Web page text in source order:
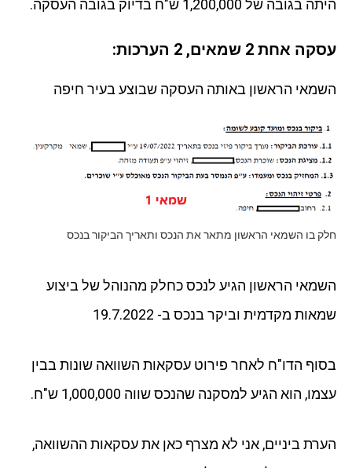
היתה בגובה של 1,200,000 ש"ח בדיוק בגובה העסקה.
עסקה אחת 2 שמאים, 2 הערכות:
השמאי הראשון באותה העסקה שבוצע בעיר חיפה
חלק בו השמאי הראשון מתאר את הנכס ותאריך הביקור בנכס
השמאי הראשון הגיע לנכס כחלק מהנוהל של ביצוע
שמאות מקדמית וביקר בנכס ב- 19.7.2022
בסוף הדו"ח לאחר פירוט עסקאות השוואה שונות בבין
עצמו, הוא הגיע למסקנה שהנכס שווה 1,000,000 ש"ח.
הערת ביניים, אני לא מצרף כאן את עסקאות ההשוואה,